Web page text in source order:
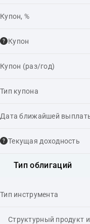
Купон, %
Купон
Купон (раз/год)
Тип купона
Дата ближайшей
Текущая доходность
Тип облигаций
Тип инструмента
Структурный продукт